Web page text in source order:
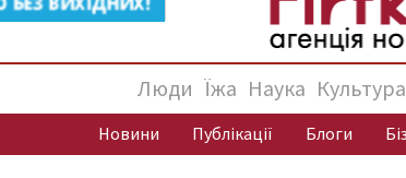
Люди Їжа Наука Культура
Новини Публікації Блоги